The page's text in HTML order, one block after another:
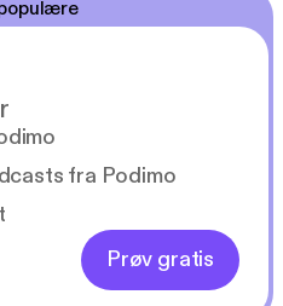
fra Podimo
Prøv gratis